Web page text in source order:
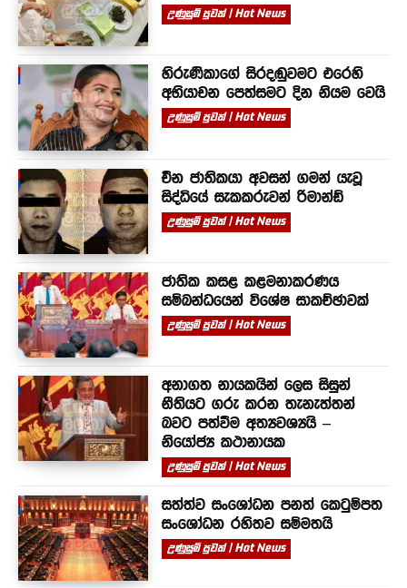
උණුසුම් පුවත් | Hot News
හිරුණිකාගේ සිරදඬුවමට එරෙහි
අභියාචන පෙත්සමට දින නියම වෙයි
උණුසුම් පුවත් | Hot News
චීන ජාතිකයා අවසන් ගමන් යැවූ
සිද්ධියේ සැකකරුවන් රිමාන්ඩ්
උණුසුම් පුවත් | Hot News
ජාතික කසළ කළමනාකරණය
සම්බන්ධයෙන් විශේෂ සාකච්ඡාවක්
උණුසුම් පුවත් | Hot News
අනාගත නායකයින් ලෙස සිසුන්
නීතියට ගරු කරන තැනැත්තන්
බවට පත්වීම අත්‍යවශ්‍යයි –
නියෝජ්‍ය කථානායක
උණුසුම් පුවත් | Hot News
සත්ත්ව සංශෝධන පනත් කෙටුම්පත
සංශෝධන රහිතව සම්මතයි
උණුසුම් පුවත් | Hot News